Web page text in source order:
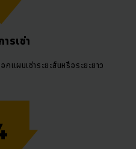
รเช่า
แผนเช่าระยะสั้นหรือระยะยาว